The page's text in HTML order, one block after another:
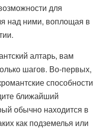
для
над ними, воплощая в
алтарь, вам
шагов. Во-первых,
способности
ближайший
обычно находится в
как подземелья или